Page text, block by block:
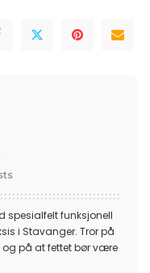
spesialfelt funksjonell
i Stavanger. Tror på
på at fettet bør være